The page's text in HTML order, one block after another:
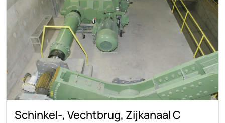
Schinkel-, Vechtbrug, Zijkanaal C